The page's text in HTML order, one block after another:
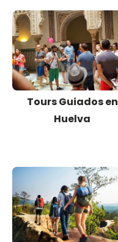
Tours Guiados en
Huelva